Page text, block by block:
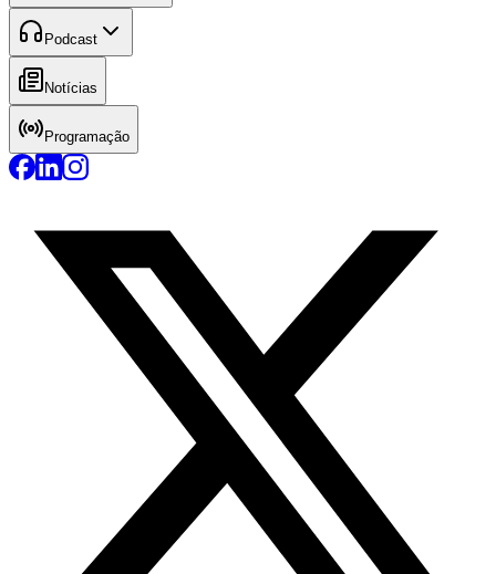
Podcast
Notícias
Programação